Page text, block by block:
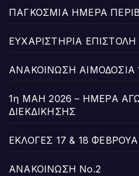
ΠΑΓΚΟΣΜΙΑ ΗΜΕΡΑ
ΕΥΧΑΡΙΣΤΗΡΙΑ ΕΠΙΣΤΟΛΗ
ΑΝΑΚΟΙΝΩΣΗ ΑΙΜΟΔΟΣΙΑ
1η ΜΑΗ 2026 – ΗΜΕΡΑ
ΔΙΕΚΔΙΚΗΣΗΣ
ΕΚΛΟΓΕΣ 17 & 18
ΑΝΑΚΟΙΝΩΣΗ Νο.2